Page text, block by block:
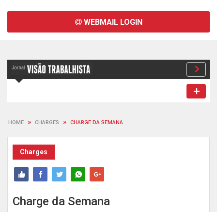
WEBMAIL LOGIN
HOME » CHARGES » CHARGE DA SEMANA
Charges
Charge da Semana